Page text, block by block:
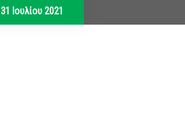
31 Ιουλίου 2021